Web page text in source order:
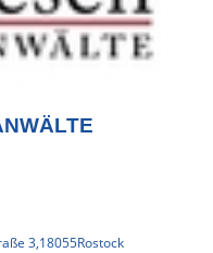
3,18055Rostock